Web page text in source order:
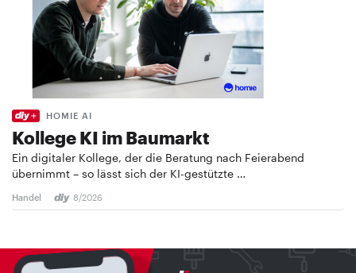
HOMIE AI
Kollege KI im Baumarkt
Ein digitaler Kollege, der die Beratung nach Feierabend
übernimmt – so lässt sich der KI-gestützte …
Handel 8/2026